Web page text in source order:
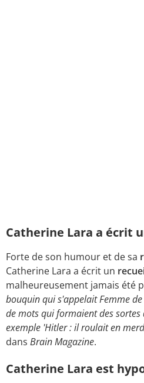
Catherine Lara a écrit
Forte de son humour et de sa
Catherine Lara a écrit un
malheureusement jamais été
bouquin qui s'appelait Femme
de mots qui formaient des
exemple 'Hitler : il roulait en
dans Brain Magazine.
Catherine Lara est